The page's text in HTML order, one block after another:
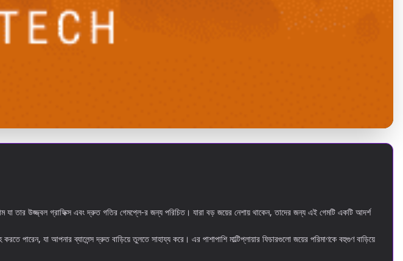
গ্রাফিক্স এবং দ্রুত গতির গেমপ্লে-র জন্য পরিচিত। যারা বড় জয়ের নেশায় থাকেন, তাদের জন্য এই গেমটি একটি আদর্শ
যা আপনার ব্যালেন্স দ্রুত বাড়িয়ে তুলতে সাহায্য করে। এর পাশাপাশি মাল্টিপ্লায়ার ফিচারগুলো জয়ের পরিমাণকে বহুগুণ বাড়িয়ে